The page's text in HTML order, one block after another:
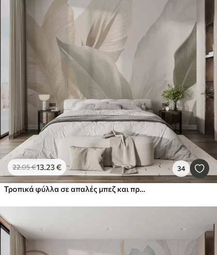
22.05€13.23€ 34
Τροπικά φύλλα σε απαλές μπεζ και πράσινες αποχρώσεις, με εφέ ακουαρέλας και απαλές μεταβάσεις χρωμάτων